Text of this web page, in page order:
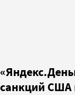
санкций США